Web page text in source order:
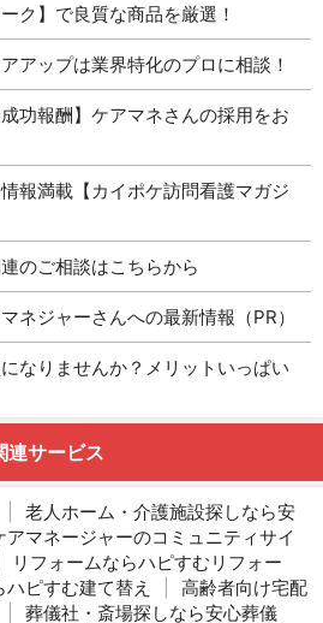
ク】で良質な商品を厳選！
アップは業界特化のプロに相談！
功報酬】ケアマネさんの採用をお
報満載【カイポケ訪問看護マガジ
のご相談はこちらから
ネジャーさんへの最新情報（PR）
なりませんか？メリットいっぱい
連サービス
老人ホーム・介護施設探しなら安
アマネージャーのコミュニティサイ
リフォームならハピすむリフォー
ピすむ建て替え
高齢者向け宅配
葬儀社・斎場探しなら安心葬儀